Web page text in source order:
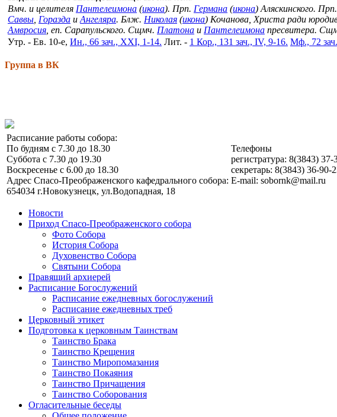
Вмч. и целителя Пантелеимона (икона). Прп. Германа (икона) Аляскинского. Прп.
Саввы Горазда и Ангеляра. Блж. Николая (икона) Кочанова, Христа ради
Амвросия , еп. Сарапульского. Сщмч. Платона и Пантелеимона пресвитера.
Утр. - Ев. 10-е, Ин., 66 зач., XXI, 1-14. Лит. - 1 Кор., 131 зач., IV, 9-16. Мф., 72
Группа в ВК
Расписание работы собора:
По будням с 7.30 до 18.30
Суббота с 7.30 до 19.30
Воскресенье с 6.00 до 18.30
Адрес Спасо-Преображенского кафедрального собора:
654034 г.Новокузнецк, ул.Водопадная, 18
Телефоны
регистратура: 8(3843) 37-
секретарь: 8(3843) 36-90-
E-mail: sobornk@mail.ru
Новости
Приход Спасо-Преображенского собора
Фото Собора
История Собора
Духовенство Собора
Святыни Собора
Правящий архиерей
Расписание Богослужений
Расписание ежедневных богослужений
Расписание ежедневных треб
Церковный этикет
Подготовка к церковным Таинствам
Таинство Брака
Таинство Крещения
Таинство Миропомазания
Таинство Покаяния
Таинство Причащения
Таинство Соборования
Огласительные беседы